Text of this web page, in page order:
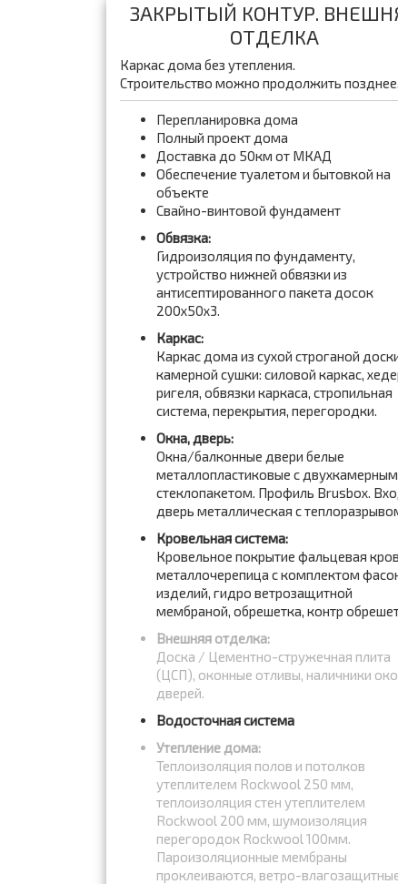
ЗАКРЫТЫЙ КОНТУР.
ОТДЕЛКА
Каркас дома без утепления.
Строительство можно продолжить позднее.
Перепланировка дома
Полный проект дома
Доставка до 50км от МКАД
Обеспечение туалетом и бытовкой на
объекте
Свайно-винтовой фундамент
Обвязка:
Гидроизоляция по фундаменту,
устройство нижней обвязки из
антисептированного пакета досок
200x50x3.
Каркас:
Каркас дома из сухой строганой
камерной сушки: силовой каркас,
ригеля, обвязки каркаса, стропильная
система, перекрытия, перегородки.
Окна, дверь:
Окна/балконные двери белые
металлопластиковые с двухкамерным
стеклопакетом. Профиль Brusbox.
дверь металлическая с
Кровельная система:
Кровельное покрытие фальцевая
металлочерепица с комплектом
изделий, гидро ветрозащитной
мембраной, обрешетка, контр
Внешняя отделка:
Доска / Цементно-стружечная плита
(ЦСП), оконные отливы, наличники
дверей.
Водосточная система
Утепление дома:
Теплоизоляция полов и потолков
утеплителем Rockwool 250 мм,
теплоизоляция стен утеплителем
Rockwool 200 мм, шумоизоляция
перегородок Rockwool 100мм.
Пароизоляционные мембраны
проклеиваются, ветро-